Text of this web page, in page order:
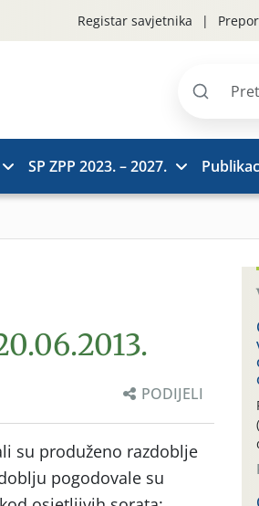
Registar savjetnika
Pretraži
SP ZPP 2023. – 2027.
PODIJELI
su produženo razdoblje
pogodovale su